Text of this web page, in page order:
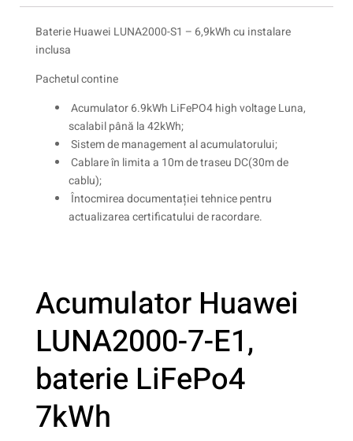
Baterie Huawei LUNA2000-S1 – 6,9kWh cu instalare
inclusa
Pachetul contine
Acumulator 6.9kWh LiFePO4 high voltage Luna,
scalabil până la 42kWh;
Sistem de management al acumulatorului;
Cablare în limita a 10m de traseu DC(30m de
cablu);
Întocmirea documentației tehnice pentru
actualizarea certificatului de racordare.
Acumulator Huawei
LUNA2000-7-E1,
baterie LiFePo4
7kWh